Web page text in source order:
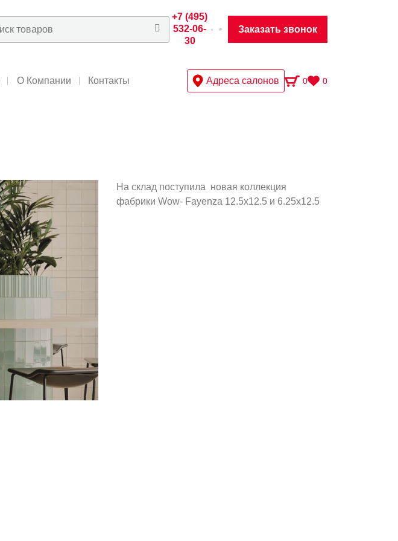
+7 (495)
532-06-
30
Заказать звонок
О Компании Контакты Адреса салонов 0 0
На склад поступила новая коллекция
фабрики Wow- Fayenza 12.5x12.5 и 6.25x12.5